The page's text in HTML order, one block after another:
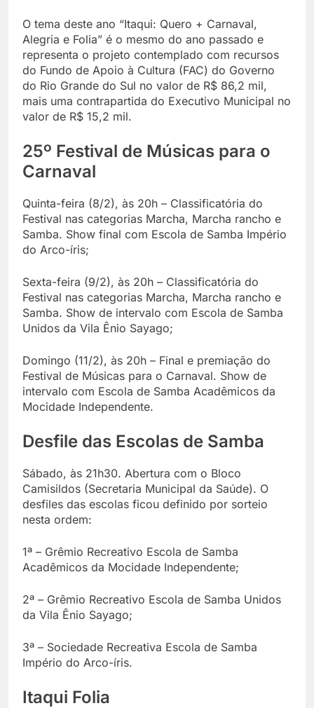
O tema deste ano “Itaqui: Quero + Carnaval,
Alegria e Folia” é o mesmo do ano passado e
representa o projeto contemplado com recursos
do Fundo de Apoio à Cultura (FAC) do Governo
do Rio Grande do Sul no valor de R$ 86,2 mil,
mais uma contrapartida do Executivo Municipal no
valor de R$ 15,2 mil.
25º Festival de Músicas para o
Carnaval
Quinta-feira (8/2), às 20h – Classificatória do
Festival nas categorias Marcha, Marcha rancho e
Samba. Show final com Escola de Samba Império
do Arco-íris;
Sexta-feira (9/2), às 20h – Classificatória do
Festival nas categorias Marcha, Marcha rancho e
Samba. Show de intervalo com Escola de Samba
Unidos da Vila Ênio Sayago;
Domingo (11/2), às 20h – Final e premiação do
Festival de Músicas para o Carnaval. Show de
intervalo com Escola de Samba Acadêmicos da
Mocidade Independente.
Desfile das Escolas de Samba
Sábado, às 21h30. Abertura com o Bloco
Camisildos (Secretaria Municipal da Saúde). O
desfiles das escolas ficou definido por sorteio
nesta ordem:
1ª – Grêmio Recreativo Escola de Samba
Acadêmicos da Mocidade Independente;
2ª – Grêmio Recreativo Escola de Samba Unidos
da Vila Ênio Sayago;
3ª – Sociedade Recreativa Escola de Samba
Império do Arco-íris.
Itaqui Folia